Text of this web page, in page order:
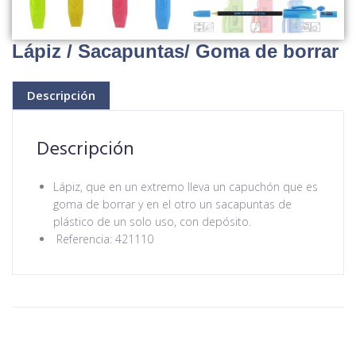
Lápiz / Sacapuntas/ Goma de borrar
Descripción
Descripción
Lápiz, que en un extremo lleva un capuchón que es
goma de borrar y en el otro un sacapuntas de
plástico de un solo uso, con depósito.
Referencia: 421110